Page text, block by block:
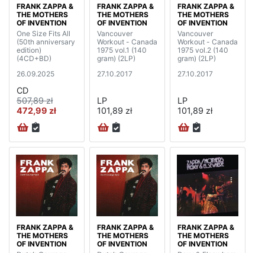
FRANK ZAPPA &
THE MOTHERS
OF INVENTION
One Size Fits All
(50th anniversary
edition)
(4CD+BD)
26.09.2025
CD
507,89 zł
472,99 zł
FRANK ZAPPA &
THE MOTHERS
OF INVENTION
Vancouver
Workout - Canada
1975 vol.1 (140
gram) (2LP)
27.10.2017
LP
101,89 zł
FRANK ZAPPA &
THE MOTHERS
OF INVENTION
Vancouver
Workout - Canada
1975 vol.2 (140
gram) (2LP)
27.10.2017
LP
101,89 zł
FRANK ZAPPA &
THE MOTHERS
OF INVENTION
FRANK ZAPPA &
THE MOTHERS
OF INVENTION
FRANK ZAPPA &
THE MOTHERS
OF INVENTION